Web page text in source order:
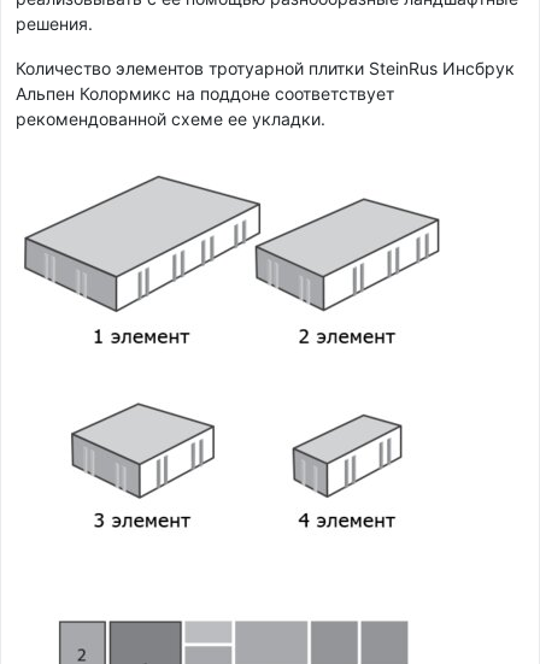
решения.
Количество элементов тротуарной плитки SteinRus Инсбрук
Альпен Колормикс на поддоне соответствует
рекомендованной схеме ее укладки.